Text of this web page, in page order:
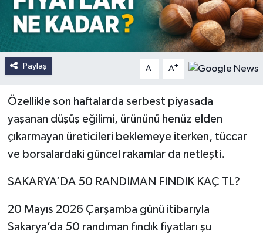
Paylaş A- A+
Özellikle son haftalarda serbest piyasada
yaşanan düşüş eğilimi, ürününü henüz elden
çıkarmayan üreticileri beklemeye iterken, tüccar
ve borsalardaki güncel rakamlar da netleşti.
SAKARYA’DA 50 RANDIMAN FINDIK KAÇ TL?
20 Mayıs 2026 Çarşamba günü itibarıyla
Sakarya’da 50 randıman fındık fiyatları şu